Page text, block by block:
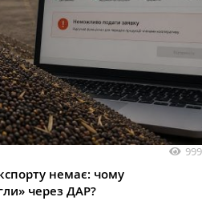
999
немає: чому
через ДАР?